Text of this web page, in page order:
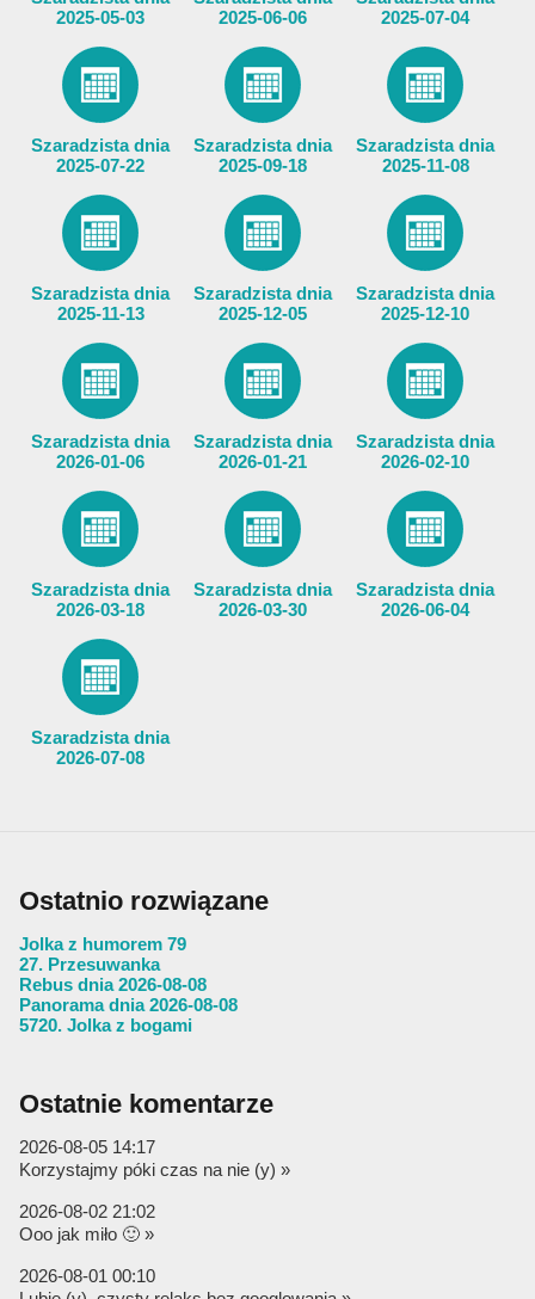
2025-05-03
2025-06-06
2025-07-04
Szaradzista dnia
2025-07-22
Szaradzista dnia
2025-09-18
Szaradzista dnia
2025-11-08
Szaradzista dnia
2025-11-13
Szaradzista dnia
2025-12-05
Szaradzista dnia
2025-12-10
Szaradzista dnia
2026-01-06
Szaradzista dnia
2026-01-21
Szaradzista dnia
2026-02-10
Szaradzista dnia
2026-03-18
Szaradzista dnia
2026-03-30
Szaradzista dnia
2026-06-04
Szaradzista dnia
2026-07-08
Ostatnio rozwiązane
Jolka z humorem 79
27. Przesuwanka
Rebus dnia 2026-08-08
Panorama dnia 2026-08-08
5720. Jolka z bogami
Ostatnie komentarze
2026-08-05 14:17
Korzystajmy póki czas na nie (y) »
2026-08-02 21:02
Ooo jak miło 🙂 »
2026-08-01 00:10